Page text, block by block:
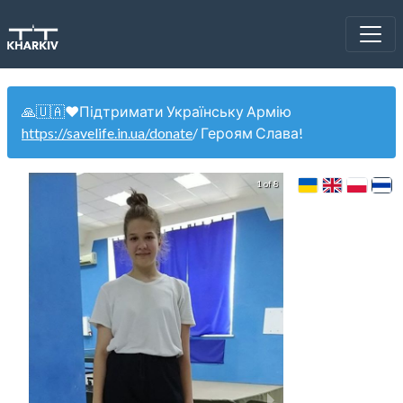
🙏🇺🇦❤️Підтримати Українську Армію
https://savelife.in.ua/donate/ Героям Слава!
1 of 8